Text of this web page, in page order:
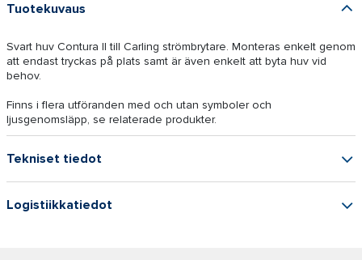
Tuotekuvaus
Svart huv Contura II till Carling strömbrytare. Monteras enkelt genom
att endast tryckas på plats samt är även enkelt att byta huv vid
behov.
Finns i flera utföranden med och utan symboler och
ljusgenomsläpp, se relaterade produkter.
Tekniset tiedot
Logistiikkatiedot